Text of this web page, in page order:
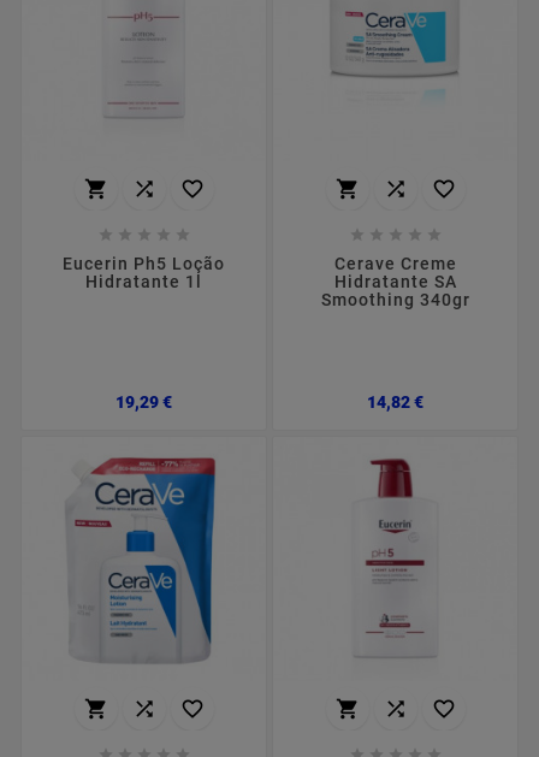
  
    
Eucerin Ph5 Loção
Hidratante 1l
19,29 €Preço
  
    
Cerave Creme
Hidratante SA
Smoothing 340gr
14,82 €Preço
     